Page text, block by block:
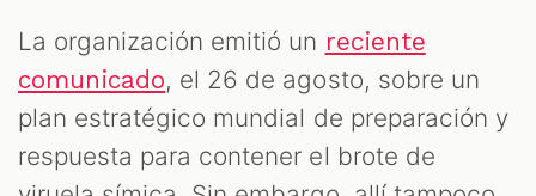
La organización emitió un reciente
comunicado, el 26 de agosto, sobre un
plan estratégico mundial de preparación y
respuesta para contener el brote de